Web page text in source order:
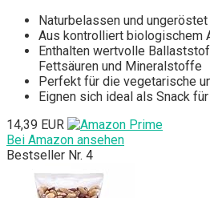
Naturbelassen und ungeröstet
Aus kontrolliert biologischem
Enthalten wertvolle
Fettsäuren und Mineralstoffe
Perfekt für die vegetarische
Eignen sich ideal als Snack
14,39 EUR
Bei Amazon ansehen
Bestseller Nr. 4